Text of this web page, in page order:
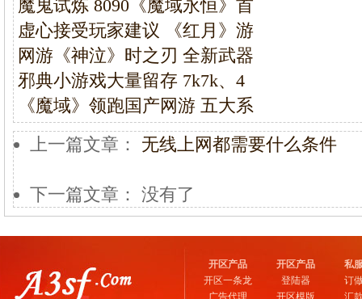
魔鬼试炼 8090《魔域永恒》首
虚心接受玩家建议 《红月》游
网游《神泣》时之刃 全新武器
邪典小游戏大量留存 7k7k、4
《魔域》领跑国产网游 五大系
上一篇文章： 无线上网都需要什么条件
下一篇文章： 没有了
开区产品
开区一条龙
广告代理
开区产品
登陆器
开区模版
私
订
汇